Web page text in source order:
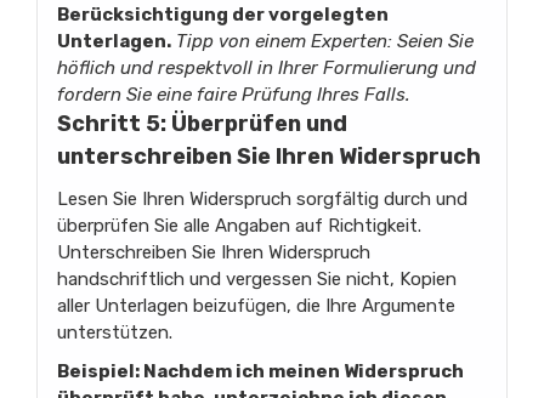
Berücksichtigung der vorgelegten
Unterlagen. Tipp von einem Experten: Seien Sie
höflich und respektvoll in Ihrer Formulierung und
fordern Sie eine faire Prüfung Ihres Falls.
Schritt 5: Überprüfen und
unterschreiben Sie Ihren Widerspruch
Lesen Sie Ihren Widerspruch sorgfältig durch und
überprüfen Sie alle Angaben auf Richtigkeit.
Unterschreiben Sie Ihren Widerspruch
handschriftlich und vergessen Sie nicht, Kopien
aller Unterlagen beizufügen, die Ihre Argumente
unterstützen.
Beispiel: Nachdem ich meinen Widerspruch